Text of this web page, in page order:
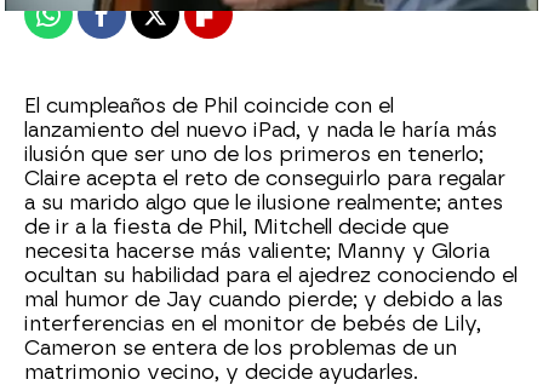
WhatsappFacebook
X Flipboard
El cumpleaños de Phil coincide con el
lanzamiento del nuevo iPad, y nada le haría más
ilusión que ser uno de los primeros en tenerlo;
Claire acepta el reto de conseguirlo para regalar
a su marido algo que le ilusione realmente; antes
de ir a la fiesta de Phil, Mitchell decide que
necesita hacerse más valiente; Manny y Gloria
ocultan su habilidad para el ajedrez conociendo el
mal humor de Jay cuando pierde; y debido a las
interferencias en el monitor de bebés de Lily,
Cameron se entera de los problemas de un
matrimonio vecino, y decide ayudarles.